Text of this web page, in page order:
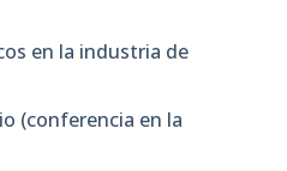
en la industria de
(conferencia en la